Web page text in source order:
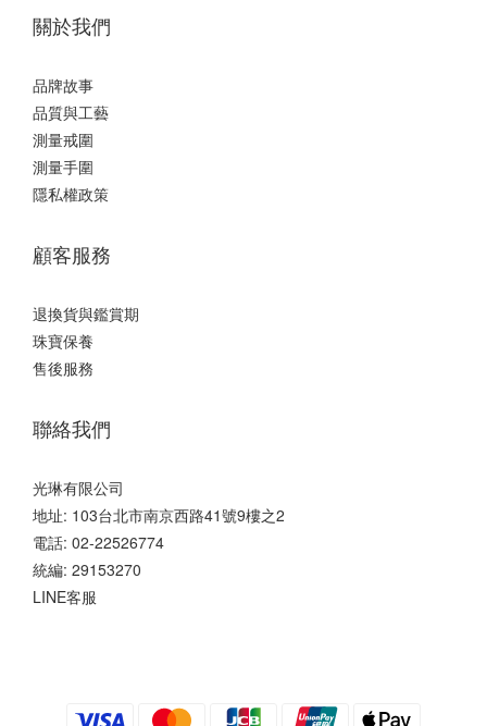
關於我們
品牌故事
品質與工藝
測量戒圍
測量手圍
隱私權政策
顧客服務
退換貨與鑑賞期
珠寶保養
售後服務
聯絡我們
光琳有限公司
地址: 103台北市南京西路41號9樓之2
電話: 02-22526774
統編: 29153270
LINE客服